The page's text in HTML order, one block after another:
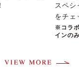
スペシ
をチェ
※コラ
インの